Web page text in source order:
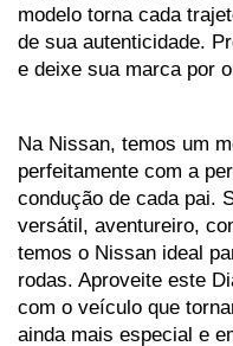
modelo torna cada
de sua autenticidade.
e deixe sua marca por
Na Nissan, temos um
perfeitamente com a
condução de cada pai.
versátil, aventureiro,
temos o Nissan ideal
rodas. Aproveite este
com o veículo que
ainda mais especial e